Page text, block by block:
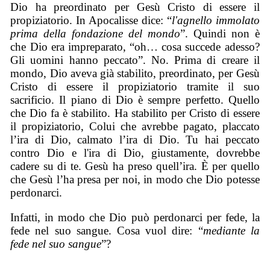
Dio ha preordinato per Gesù Cristo di essere il
propiziatorio. In Apocalisse dice: “l'agnello immolato
prima della fondazione del mondo”. Quindi non è
che Dio era impreparato, “oh… cosa succede adesso?
Gli uomini hanno peccato”. No. Prima di creare il
mondo, Dio aveva già stabilito, preordinato, per Gesù
Cristo di essere il propiziatorio tramite il suo
sacrificio. Il piano di Dio è sempre perfetto. Quello
che Dio fa è stabilito. Ha stabilito per Cristo di essere
il propiziatorio, Colui che avrebbe pagato, placcato
l’ira di Dio, calmato l’ira di Dio. Tu hai peccato
contro Dio e l'ira di Dio, giustamente, dovrebbe
cadere su di te. Gesù ha preso quell’ira. È per quello
che Gesù l’ha presa per noi, in modo che Dio potesse
perdonarci.
Infatti, in modo che Dio può perdonarci per fede, la
fede nel suo sangue. Cosa vuol dire: “mediante la
fede nel suo sangue”?